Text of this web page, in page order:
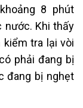
8 phút
nước. Khi thấy
kiểm tra lại vòi
phải đang bị
đang bị nghẹt